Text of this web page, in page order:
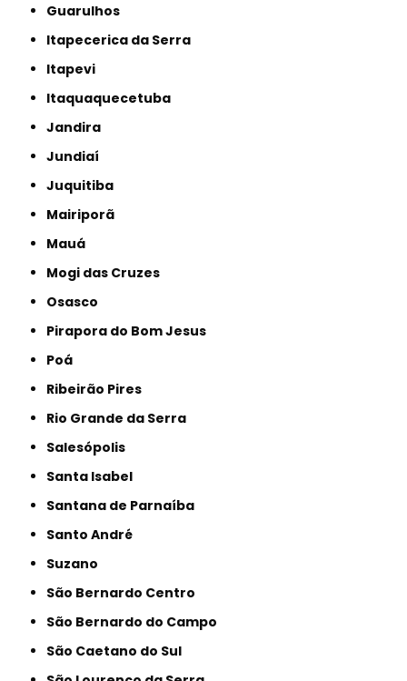
Guarulhos
Itapecerica da Serra
Itapevi
Itaquaquecetuba
Jandira
Jundiaí
Juquitiba
Mairiporã
Mauá
Mogi das Cruzes
Osasco
Pirapora do Bom Jesus
Poá
Ribeirão Pires
Rio Grande da Serra
Salesópolis
Santa Isabel
Santana de Parnaíba
Santo André
Suzano
São Bernardo Centro
São Bernardo do Campo
São Caetano do Sul